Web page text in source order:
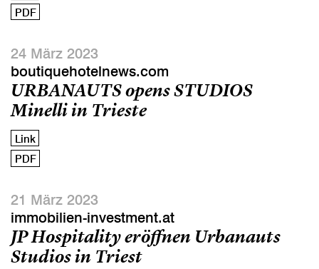
PDF
24 März 2023
boutiquehotelnews.com
URBANAUTS opens STUDIOS
Minelli in Trieste
Link
PDF
21 März 2023
immobilien-investment.at
JP Hospitality eröffnen Urbanauts
Studios in Triest